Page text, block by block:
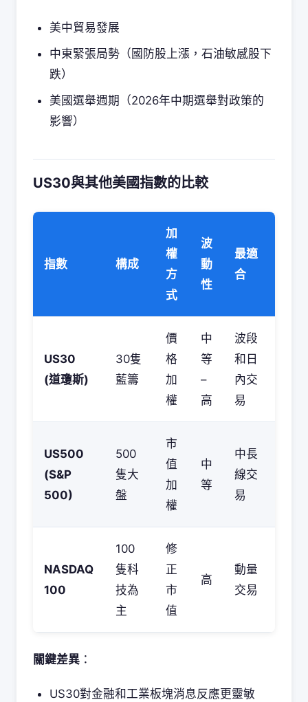
美中貿易發展
中東緊張局勢（國防股上漲，石油敏感股下
跌）
美國選舉週期（2026年中期選舉對政策的
影響）
US30與其他美國指數的比較
指數 構成
加
權
方
式
波
動
性
最適
合
US30
(道瓊斯)
30隻
藍籌
價
格
加
權
中
等
–
高
波段
和日
內交
易
US500
(S&P
500)
500
隻大
盤
市
值
加
權
中
等
中長
線交
易
NASDAQ
100
100
隻科
技為
主
修
正
市
值
高
動量
交易
關鍵差異 ：
US30對金融和工業板塊消息反應更靈敏